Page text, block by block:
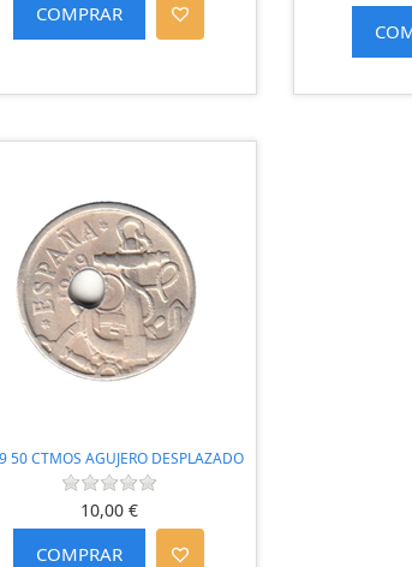
50 CTMOS AGUJERO DESPLAZADO
10,00 €